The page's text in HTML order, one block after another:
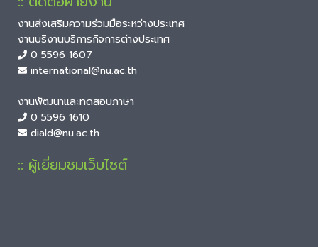
งานส่งเสริมความร่วมมือระหว่างประเทศ
งานบริงานบริการกิจการต่างประเทศ
0 5596 1607
international@nu.ac.th
งานพัฒนาและทดสอบภาษา
0 5596 1610
diald@nu.ac.th
:: ผู้เยี่ยมชมเว็บไซต์